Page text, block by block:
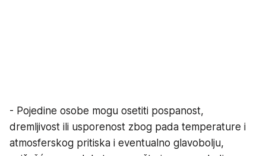
- Pojedine osobe mogu osetiti pospanost,
dremljivost ili usporenost zbog pada temperature i
atmosferskog pritiska i eventualno glavobolju,